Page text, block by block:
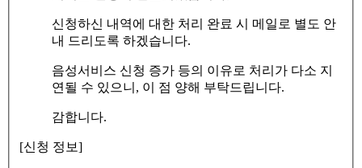
신청하신 내역에 대한 처리 완료 시 메일로 별도 안
내 드리도록 하겠습니다.
음성서비스 신청 증가 등의 이유로 처리가 다소 지
연될 수 있으니, 이 점 양해 부탁드립니다.
감합니다.
[신청 정보]